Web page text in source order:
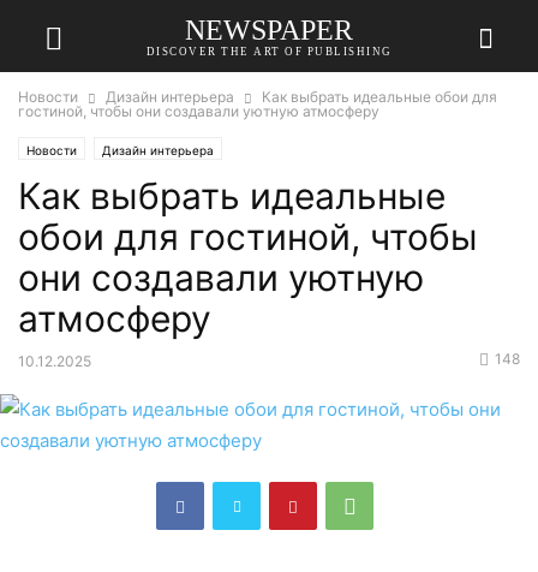
NEWSPAPER
DISCOVER THE ART OF PUBLISHING
Новости Дизайн интерьера
Как выбрать идеальные обои для
гостиной, чтобы они создавали уютную атмосферу
Новости Дизайн интерьера
Как выбрать идеальные
обои для гостиной, чтобы
они создавали уютную
атмосферу
10.12.2025 148